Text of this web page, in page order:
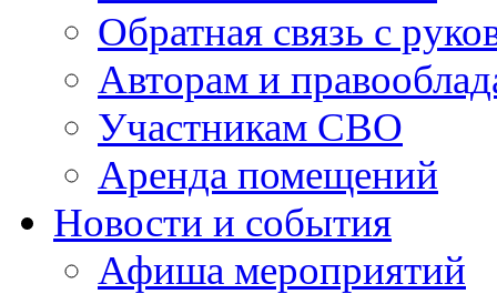
Обратная связь с
Авторам и
Участникам СВО
Аренда помещений
Новости и события
Афиша мероприятий